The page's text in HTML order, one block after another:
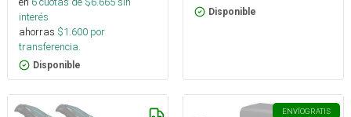
interés
ahorras $1.600 por
transferencia.
Disponible
Disponible
ENVÍOGRATIS